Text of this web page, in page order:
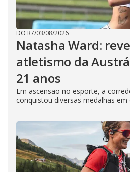
DO R7/03/08/2026
Natasha Ward:
atletismo da
21 anos
Em ascensão no esporte, a
conquistou diversas medalhas